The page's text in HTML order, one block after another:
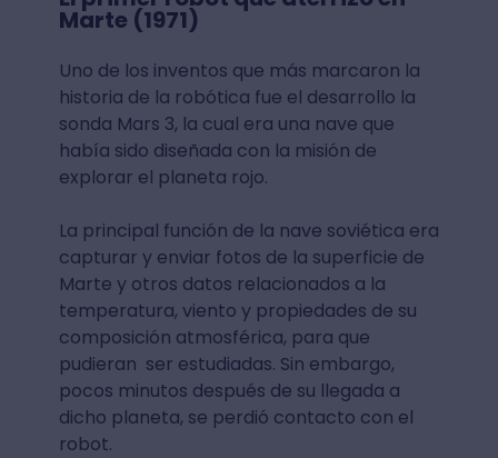
Marte (1971)
Uno de los inventos que más marcaron la
historia de la robótica fue el desarrollo la
sonda Mars 3, la cual era una nave que
había sido diseñada con la misión de
explorar el planeta rojo.
La principal función de la nave soviética era
capturar y enviar fotos de la superficie de
Marte y otros datos relacionados a la
temperatura, viento y propiedades de su
composición atmosférica, para que
pudieran ser estudiadas. Sin embargo,
pocos minutos después de su llegada a
dicho planeta, se perdió contacto con el
robot.